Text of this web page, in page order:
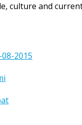
culture and
2015